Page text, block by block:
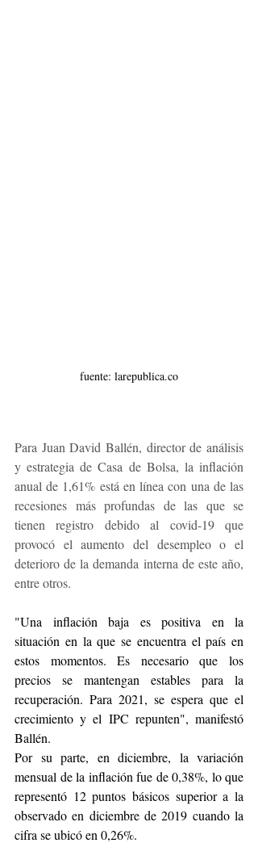
fuente: larepublica.co
Para Juan David Ballén, director de análisis
y estrategia de Casa de Bolsa, la inflación
anual de 1,61% está en línea con una de las
recesiones más profundas de las que se
tienen registro debido al covid-19 que
provocó el aumento del desempleo o el
deterioro de la demanda interna de este año,
entre otros.
"Una inflación baja es positiva en la
situación en la que se encuentra el país en
estos momentos. Es necesario que los
precios se mantengan estables para la
recuperación. Para 2021, se espera que el
crecimiento y el IPC repunten", manifestó
Ballén.
Por su parte, en diciembre, la variación
mensual de la inflación fue de 0,38%, lo que
representó 12 puntos básicos superior a la
observado en diciembre de 2019 cuando la
cifra se ubicó en 0,26%.